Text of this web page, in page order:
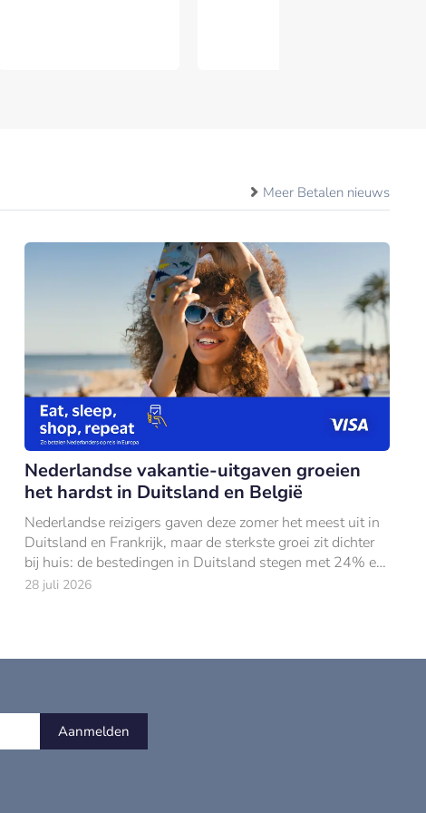
Meer Betalen nieuws
Nederlandse vakantie-uitgaven groeien
het hardst in Duitsland en België
Nederlandse reizigers gaven deze zomer het meest uit in
Duitsland en Frankrijk, maar de sterkste groei zit dichter
bij huis: de bestedingen in Duitsland stegen met 24% en
in België met 18% ten opzich
28 juli 2026
Aanmelden